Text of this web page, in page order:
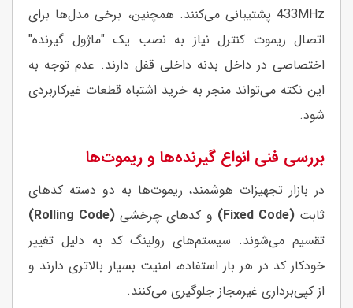
433MHz پشتیبانی می‌کنند. همچنین، برخی مدل‌ها برای
اتصال ریموت کنترل نیاز به نصب یک "ماژول گیرنده"
اختصاصی در داخل بدنه داخلی قفل دارند. عدم توجه به
این نکته می‌تواند منجر به خرید اشتباه قطعات غیرکاربردی
شود.
بررسی فنی انواع گیرنده‌ها و ریموت‌ها
در بازار تجهیزات هوشمند، ریموت‌ها به دو دسته کدهای
ثابت(Fixed Code) و کدهای چرخشی (Rolling Code)
تقسیم می‌شوند. سیستم‌های رولینگ کد به دلیل تغییر
خودکار کد در هر بار استفاده، امنیت بسیار بالاتری دارند و
از کپی‌برداری غیرمجاز جلوگیری می‌کنند.